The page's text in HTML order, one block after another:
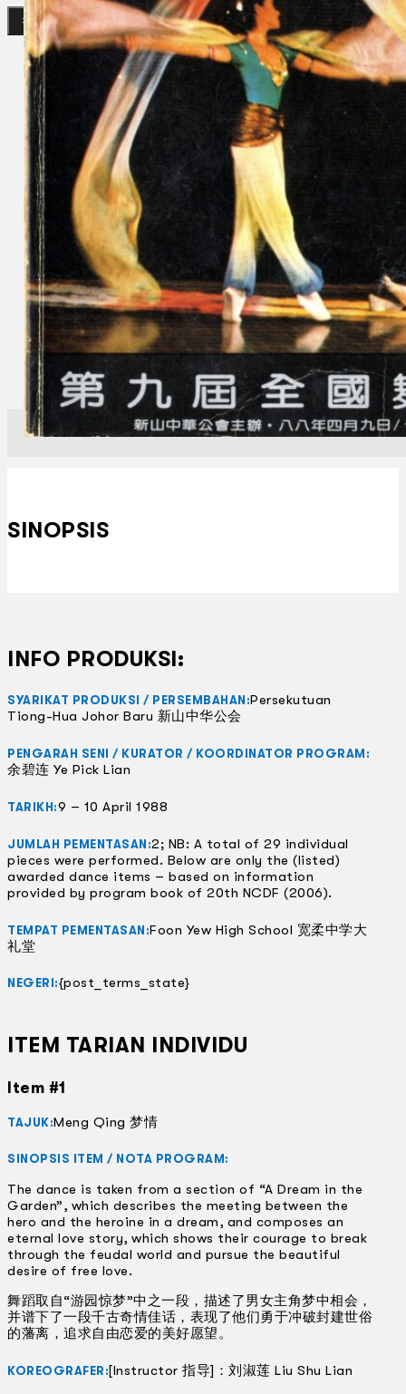
×
SINOPSIS
INFO PRODUKSI:
SYARIKAT PRODUKSI / PERSEMBAHAN:Persekutuan
Tiong-Hua Johor Baru 新山中华公会
PENGARAH SENI / KURATOR / KOORDINATOR PROGRAM:
余碧连 Ye Pick Lian
TARIKH:9 – 10 April 1988
JUMLAH PEMENTASAN:2; NB: A total of 29 individual
pieces were performed. Below are only the (listed)
awarded dance items – based on information
provided by program book of 20th NCDF (2006).
TEMPAT PEMENTASAN:Foon Yew High School 宽柔中学大
礼堂
NEGERI:{post_terms_state}
ITEM TARIAN INDIVIDU
Item #1
TAJUK:Meng Qing 梦情
SINOPSIS ITEM / NOTA PROGRAM:
The dance is taken from a section of “A Dream in the
Garden”, which describes the meeting between the
hero and the heroine in a dream, and composes an
eternal love story, which shows their courage to break
through the feudal world and pursue the beautiful
desire of free love.
舞蹈取自“游园惊梦”中之一段，描述了男女主角梦中相会，
并谱下了一段千古奇情佳话，表现了他们勇于冲破封建世俗
的藩离，追求自由恋爱的美好愿望。
KOREOGRAFER:[Instructor 指导]：刘淑莲 Liu Shu Lian